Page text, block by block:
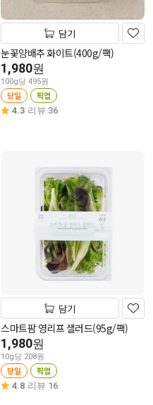
담기
눈꽃양배추 화이트(400g/팩)
1,980원
100g당 495원
당일 픽업
4.3 리뷰 36
담기
스마트팜 영리프 샐러드(95g/팩)
1,980원
10g당 208원
당일 픽업
4.8 리뷰 16